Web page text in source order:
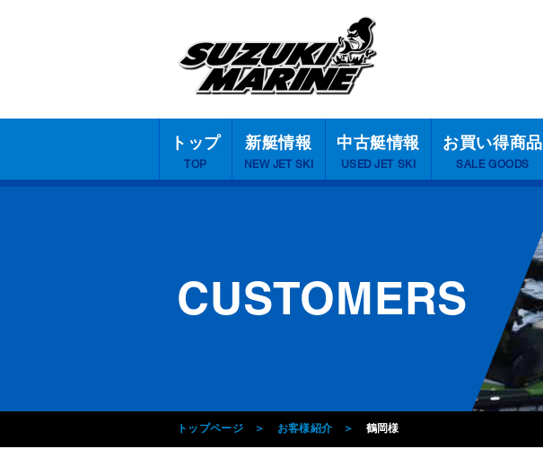
トップ
TOP
新艇情報
NEW JET SKI
中古艇情報
USED JET SKI
お買い得商品
SALE GOODS
CUSTOMERS
トップページ お客様紹介 鶴岡様